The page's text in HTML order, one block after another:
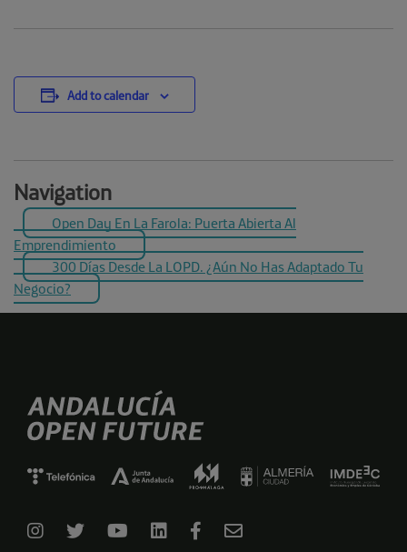
Add to calendar
Navigation
Open Day En La Farola: Puerta Abierta Al
Emprendimiento
300 Días Desde La LOPD. ¿Aún No Has Adaptado Tu
Negocio?